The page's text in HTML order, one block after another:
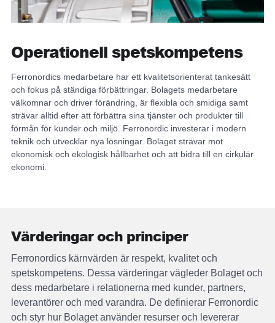
Operationell spetskompetens
Ferronordics medarbetare har ett kvalitetsorienterat tankesätt
och fokus på ständiga förbättringar. Bolagets medarbetare
välkomnar och driver förändring, är flexibla och smidiga samt
strävar alltid efter att förbättra sina tjänster och produkter till
förmån för kunder och miljö. Ferronordic investerar i modern
teknik och utvecklar nya lösningar. Bolaget strävar mot
ekonomisk och ekologisk hållbarhet och att bidra till en cirkulär
ekonomi.
Värderingar och principer
Ferronordics kärnvärden är respekt, kvalitet och
spetskompetens. Dessa värderingar vägleder Bolaget och
dess medarbetare i relationerna med kunder, partners,
leverantörer och med varandra. De definierar Ferronordic
och styr hur Bolaget använder resurser och levererar